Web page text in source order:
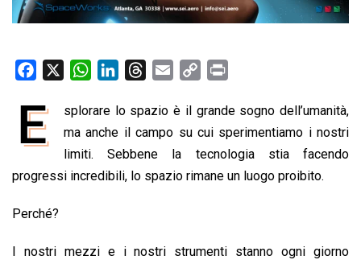
c
e
o
k
W
a
t
s
A
n
e
d
r
e
a
d
a
l
p
y
L
i
i
n
t
E
splorare lo spazio è il grande sogno dell’umanità,
ma anche il campo su cui sperimentiamo i nostri
limiti. Sebbene la tecnologia stia facendo
progressi incredibili, lo spazio rimane un luogo proibito.
Perché?
I nostri mezzi e i nostri strumenti stanno ogni giorno